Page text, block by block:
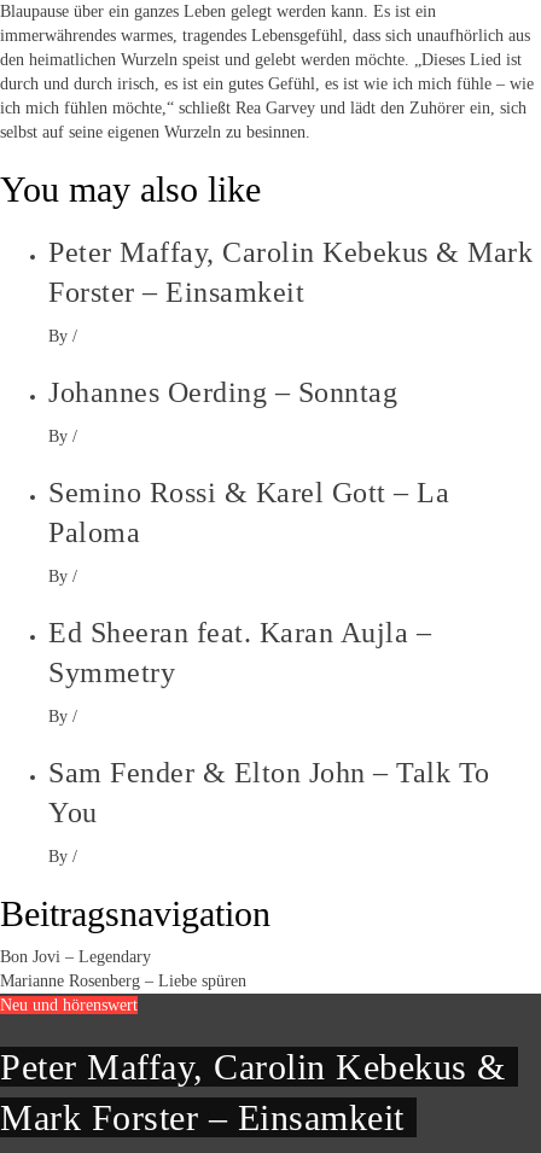
Blaupause über ein ganzes Leben gelegt werden kann. Es ist ein
immerwährendes warmes, tragendes Lebensgefühl, dass sich unaufhörlich aus
den heimatlichen Wurzeln speist und gelebt werden möchte. „Dieses Lied ist
durch und durch irisch, es ist ein gutes Gefühl, es ist wie ich mich fühle – wie
ich mich fühlen möchte,“ schließt Rea Garvey und lädt den Zuhörer ein, sich
selbst auf seine eigenen Wurzeln zu besinnen.
You may also like
Peter Maffay, Carolin Kebekus & Mark
Forster – Einsamkeit
By /
Johannes Oerding – Sonntag
By /
Semino Rossi & Karel Gott – La
Paloma
By /
Ed Sheeran feat. Karan Aujla –
Symmetry
By /
Sam Fender & Elton John – Talk To
You
By /
Beitragsnavigation
Bon Jovi – Legendary
Marianne Rosenberg – Liebe spüren
Neu und hörenswert
Peter Maffay, Carolin Kebekus &
Mark Forster – Einsamkeit